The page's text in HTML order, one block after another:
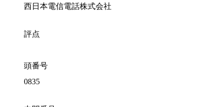
西日本電信電話株式会社
評点
頭番号
0835